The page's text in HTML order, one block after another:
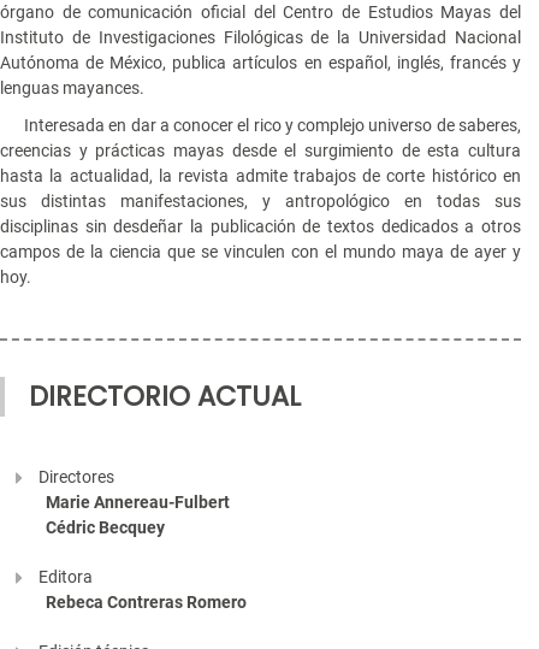
órgano de comunicación oficial del Centro de Estudios Mayas del
Instituto de Investigaciones Filológicas de la Universidad Nacional
Autónoma de México, publica artículos en español, inglés, francés y
lenguas mayances.
Interesada en dar a conocer el rico y complejo universo de saberes,
creencias y prácticas mayas desde el surgimiento de esta cultura
hasta la actualidad, la revista admite trabajos de corte histórico en
sus distintas manifestaciones, y antropológico en todas sus
disciplinas sin desdeñar la publicación de textos dedicados a otros
campos de la ciencia que se vinculen con el mundo maya de ayer y
hoy.
DIRECTORIO ACTUAL
Directores
Marie Annereau-Fulbert
Cédric Becquey
Editora
Rebeca Contreras Romero